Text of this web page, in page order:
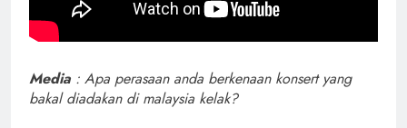
Media : Apa perasaan anda berkenaan konsert yang
bakal diadakan di malaysia kelak?